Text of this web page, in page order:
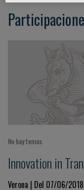
No hay temas
Innovation in
Verona | Del 07/06/